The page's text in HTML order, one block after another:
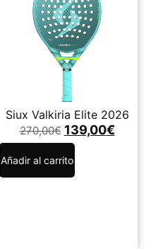
Siux Valkiria Elite 2026
270,00€ 139,00€
Añadir al carrito